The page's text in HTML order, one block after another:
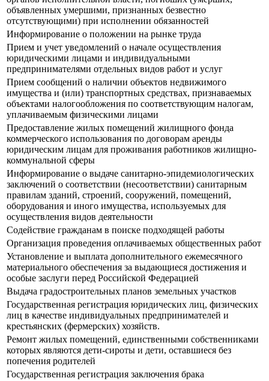
объявленных умершими, признанных безвестно
отсутствующими) при исполнении обязанностей
Информирование о положении на рынке труда
Прием и учет уведомлений о начале осуществления
юридическими лицами и индивидуальными
предпринимателями отдельных видов работ и услуг
Прием сообщений о наличии объектов недвижимого
имущества и (или) транспортных средствах, признаваемых
объектами налогообложения по соответствующим налогам,
уплачиваемым физическими лицами
Предоставление жилых помещений жилищного фонда
коммерческого использования по договорам аренды
юридическим лицам для проживания работников жилищно-
коммунальной сферы
Информирование о выдаче санитарно-эпидемиологических
заключений о соответствии (несоответствии) санитарным
правилам зданий, строений, сооружений, помещений,
оборудования и иного имущества, используемых для
осуществления видов деятельности
Содействие гражданам в поиске подходящей работы
Организация проведения оплачиваемых общественных работ
Установление и выплата дополнительного ежемесячного
материального обеспечения за выдающиеся достижения и
особые заслуги перед Российской Федерацией
Выдача градостроительных планов земельных участков
Государственная регистрация юридических лиц, физических
лиц в качестве индивидуальных предпринимателей и
крестьянских (фермерских) хозяйств.
Ремонт жилых помещений, единственными собственниками
которых являются дети-сироты и дети, оставшиеся без
попечения родителей
Государственная регистрация заключения брака